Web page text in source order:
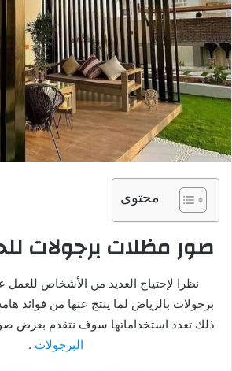
محتوى
صور مظلات برجولات
نظرا لإحتياج العديد من الأشخاص
برجولات بالرياض لما ينتج عنها من فوائد
ذلك تعدد استخداماتها سوف نتقدم بعرض
البرجولات .